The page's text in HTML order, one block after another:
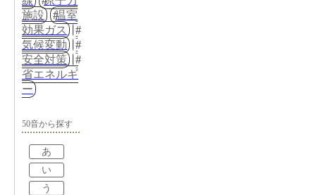
施設
温室
効果ガス
気候変動
安全対策
省エネルギ
ー
50音から探す
あ
い
う